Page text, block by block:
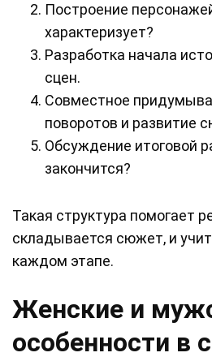
Построение
характеризует?
Разработка начала
сцен.
Совместное
поворотов и развитие
Обсуждение итоговой
закончится?
Такая структура помогает
складывается сюжет, и
каждом этапе.
Женские и
особенности в